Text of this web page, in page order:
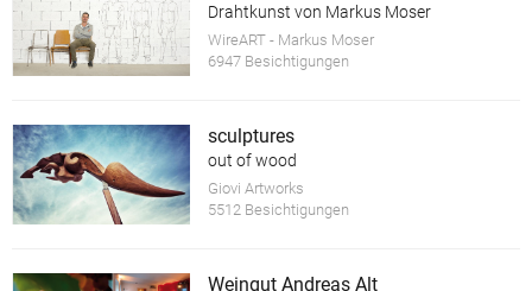
Drahtkunst von Markus Moser
WireART - Markus Moser
6947 Besichtigungen
sculptures
out of wood
Giovi Artworks
5512 Besichtigungen
Weingut Andreas Alt